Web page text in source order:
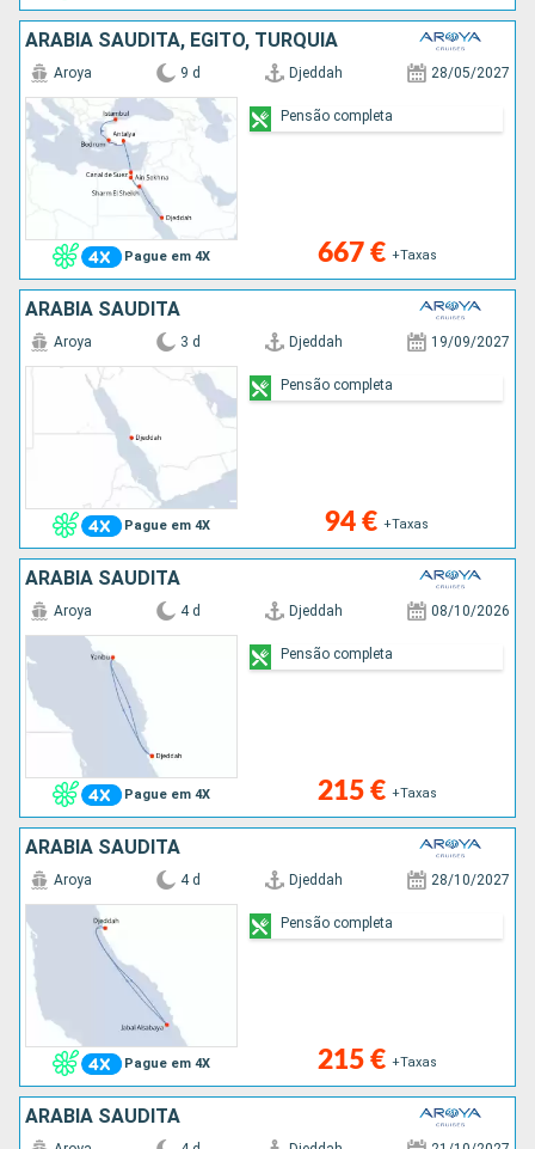
ARABIA SAUDITA, EGITO, TURQUIA
Pague em 4X
Aroya 9 d Djeddah 28/05/2027
667 € +Taxas
Pensão completa
ARABIA SAUDITA
Pague em 4X
Aroya 3 d Djeddah 19/09/2027
94 € +Taxas
Pensão completa
ARABIA SAUDITA
Pague em 4X
Aroya 4 d Djeddah 08/10/2026
215 € +Taxas
Pensão completa
ARABIA SAUDITA
Pague em 4X
Aroya 4 d Djeddah 28/10/2027
215 € +Taxas
Pensão completa
ARABIA SAUDITA